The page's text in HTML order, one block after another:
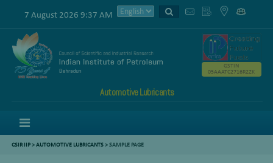
7 August 2026 9:37 AM
Automotive Lubricants
GSTIN
05AAATC2716R2ZK
CSIR IIP>AUTOMOTIVE LUBRICANTS> SAMPLE PAGE